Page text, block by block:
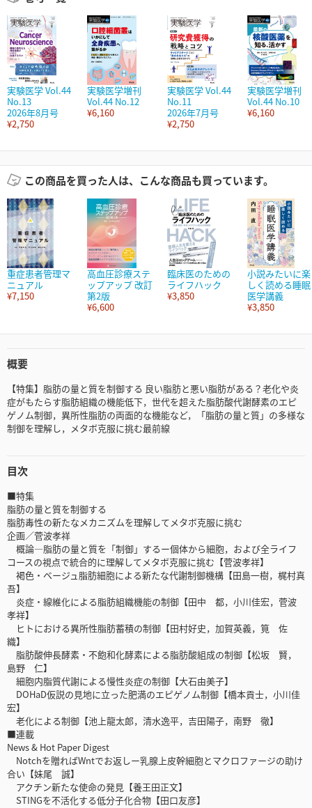
実験医学 Vol.44
No.13
2026年8月号
¥2,750
実験医学増刊
Vol.44 No.12
¥6,160
実験医学 Vol.44
No.11
2026年7月号
¥2,750
実験医学増刊
Vol.44 No.10
¥6,160
この商品を買った人は、こんな商品も買っています。
重症患者管理マ
ニュアル
¥7,150
高血圧診療ステ
ップアップ 改訂
第2版
¥6,600
臨床医のための
ライフハック
¥3,850
小説みたいに楽
しく読める睡眠
医学講義
¥3,850
概要
【特集】脂肪の量と質を制御する 良い脂肪と悪い脂肪がある？老化や炎
症がもたらす脂肪組織の機能低下，世代を超えた脂肪酸代謝酵素のエピ
ゲノム制御，異所性脂肪の両面的な機能など，「脂肪の量と質」の多様な
制御を理解し，メタボ克服に挑む最前線
目次
■特集
脂肪の量と質を制御する
脂肪毒性の新たなメカニズムを理解してメタボ克服に挑む
企画／菅波孝祥
概論―脂肪の量と質を「制御」するー個体から細胞，および全ライフ
コースの視点で統合的に理解してメタボ克服に挑む【菅波孝祥】
褐色・ベージュ脂肪細胞による新たな代謝制御機構【田島一樹，梶村真
吾】
炎症・線維化による脂肪組織機能の制御【田中 都，小川佳宏，菅波
孝祥】
ヒトにおける異所性脂肪蓄積の制御【田村好史，加賀英義，筧 佐
織】
脂肪酸伸長酵素・不飽和化酵素による脂肪酸組成の制御【松坂 賢，
島野 仁】
細胞内脂質代謝による慢性炎症の制御【大石由美子】
DOHaD仮説の見地に立った肥満のエピゲノム制御【橋本貢士，小川佳
宏】
老化による制御【池上龍太郎，清水逸平，吉田陽子，南野 徹】
■連載
News & Hot Paper Digest
Notchを贈ればWntでお返しー乳腺上皮幹細胞とマクロファージの助け
合い【妹尾 誠】
アクチン新たな使命の発見【養王田正文】
STINGを不活化する低分子化合物【田口友彦】